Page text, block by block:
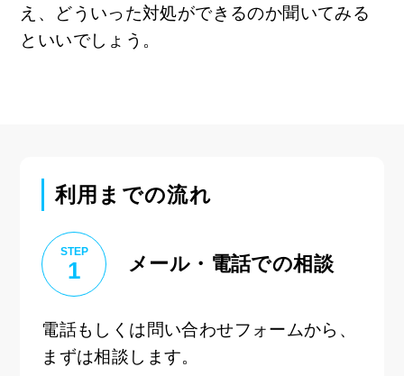
え、どういった対処ができるのか聞いてみる
といいでしょう。
利用までの流れ
STEP
1 メール・電話での相談
電話もしくは問い合わせフォームから、
まずは相談します。